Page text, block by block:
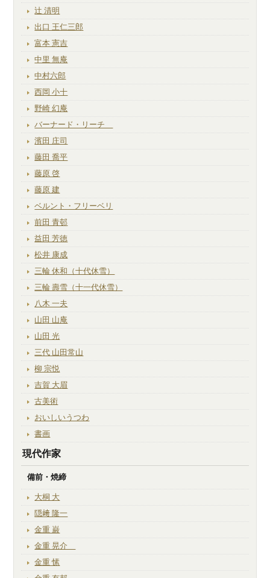
辻 清明
出口 王仁三郎
富本 憲吉
中里 無庵
中村六郎
西岡 小十
野崎 幻庵
バーナード・リーチ
濱田 庄司
藤田 喬平
藤原 啓
藤原 建
ベルント・フリーベリ
前田 青邨
益田 芳徳
松井 康成
三輪 休和（十代休雪）
三輪 壽雪（十一代休雪）
八木 一夫
山田 山庵
山田 光
三代 山田常山
柳 宗悦
吉賀 大眉
古美術
おいしいうつわ
書画
現代作家
備前・焼締
大桐 大
隠﨑 隆一
金重 巌
金重 晃介
金重 愫